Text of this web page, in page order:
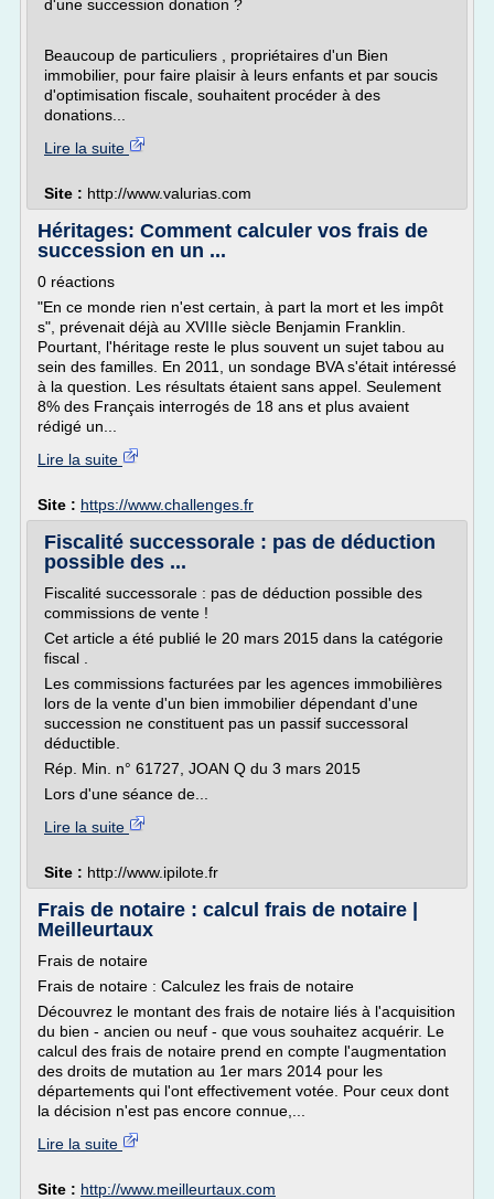
d'une succession donation ?
Beaucoup de particuliers , propriétaires d'un Bien
immobilier, pour faire plaisir à leurs enfants et par soucis
d'optimisation fiscale, souhaitent procéder à des
donations...
Lire la suite
Site : http://www.valurias.com
Héritages: Comment calculer vos frais de
succession en un ...
0 réactions
"En ce monde rien n'est certain, à part la mort et les impôt
s", prévenait déjà au XVIIIe siècle Benjamin Franklin.
Pourtant, l'héritage reste le plus souvent un sujet tabou au
sein des familles. En 2011, un sondage BVA s'était intéressé
à la question. Les résultats étaient sans appel. Seulement
8% des Français interrogés de 18 ans et plus avaient
rédigé un...
Lire la suite
Site : https://www.challenges.fr
Fiscalité successorale : pas de déduction
possible des ...
Fiscalité successorale : pas de déduction possible des
commissions de vente !
Cet article a été publié le 20 mars 2015 dans la catégorie
fiscal .
Les commissions facturées par les agences immobilières
lors de la vente d'un bien immobilier dépendant d'une
succession ne constituent pas un passif successoral
déductible.
Rép. Min. n° 61727, JOAN Q du 3 mars 2015
Lors d'une séance de...
Lire la suite
Site : http://www.ipilote.fr
Frais de notaire : calcul frais de notaire |
Meilleurtaux
Frais de notaire
Frais de notaire : Calculez les frais de notaire
Découvrez le montant des frais de notaire liés à l'acquisition
du bien - ancien ou neuf - que vous souhaitez acquérir. Le
calcul des frais de notaire prend en compte l'augmentation
des droits de mutation au 1er mars 2014 pour les
départements qui l'ont effectivement votée. Pour ceux dont
la décision n'est pas encore connue,...
Lire la suite
Site : http://www.meilleurtaux.com